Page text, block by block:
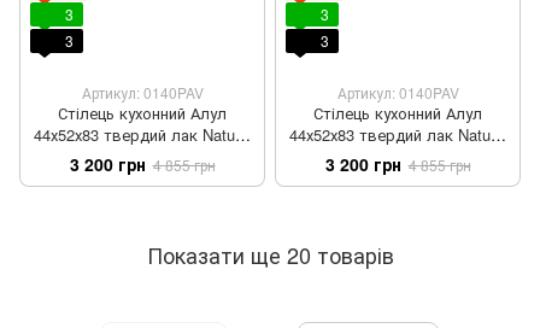
3
3
Артикул: 0140PAV
Стілець кухонний Алул
44х52х83 твердий лак Natural
var 6
3 200 грн 4 855 грн
3
3
Артикул: 0140PAV
Стілець кухонний Алул
44х52х83 твердий лак Natural
var 7
3 200 грн 4 855 грн
Показати ще 20 товарів